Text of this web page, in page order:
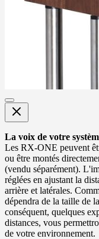
La voix de votre
Les RX-ONE peuvent
ou être montés
(vendu séparément).
réglées en ajustant la
arrière et latérales.
dépendra de la taille de
conséquent, quelques
distances, vous
de votre environnement.